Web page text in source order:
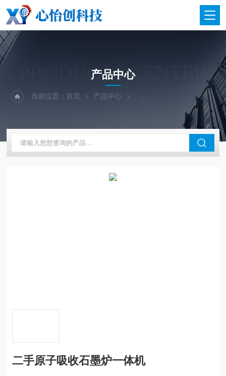
PRODUCTS CENTER
产品中心
当前位置：首页 产品中心 二手仪器-光谱-色谱-质谱
二手原子吸收石墨炉一体机